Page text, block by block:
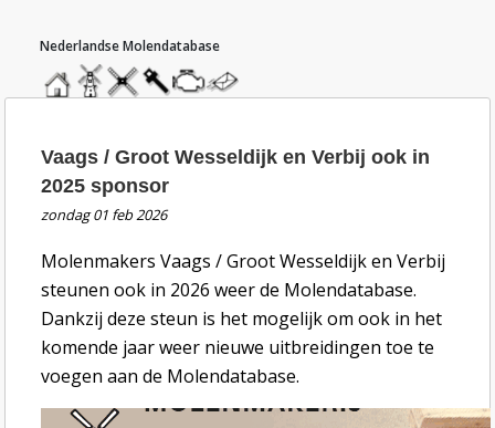
homemolendatabase
roedendatabase
assendatabase
motorendatabase
stuur
een
nieuwsbericht Vaags / Groot Wesseldijk en
Vaags / Groot Wesseldijk en Verbij ook in
2025 sponsor
zondag 01 feb 2026
Molenmakers Vaags / Groot Wesseldijk en Verbij
steunen ook in 2026 weer de Molendatabase.
Dankzij deze steun is het mogelijk om ook in het
komende jaar weer nieuwe uitbreidingen toe te
voegen aan de Molendatabase.